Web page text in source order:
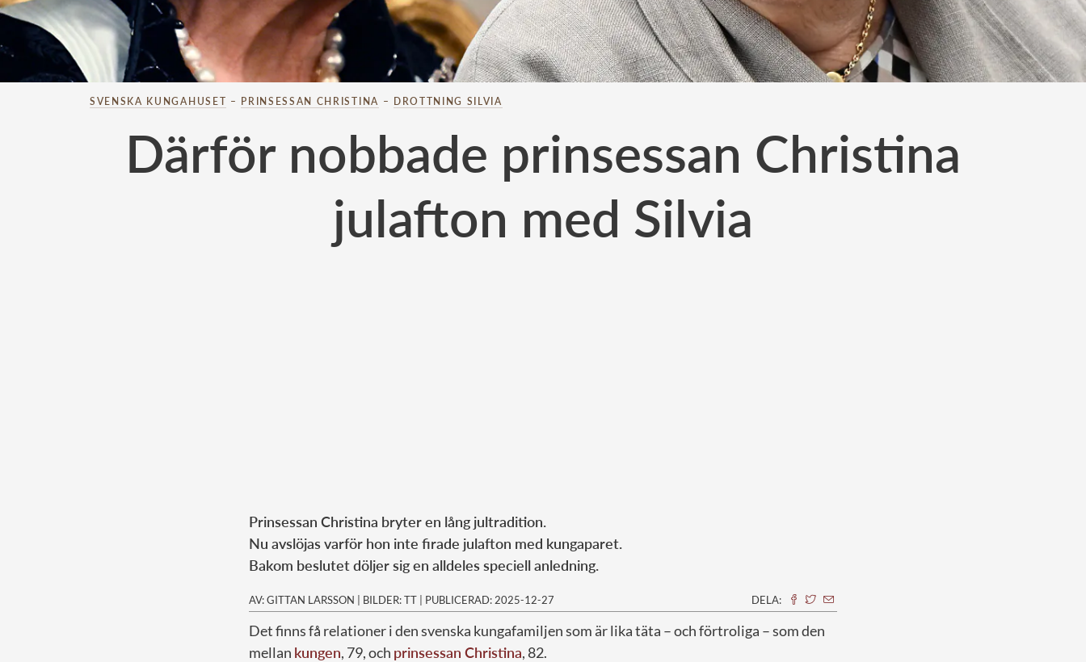
SVENSKA KUNGAHUSET – PRINSESSAN CHRISTINA – DROTTNING SILVIA
Därför nobbade prinsessan Christina
julafton med Silvia
Prinsessan Christina bryter en lång jultradition.
Nu avslöjas varför hon inte firade julafton med kungaparet.
Bakom beslutet döljer sig en alldeles speciell anledning.
AV: GITTAN LARSSON | BILDER: TT | PUBLICERAD: 2025-12-27 DELA:
Det finns få relationer i den svenska kungafamiljen som är lika täta – och förtroliga – som den
mellan kungen, 79, och prinsessan Christina, 82.